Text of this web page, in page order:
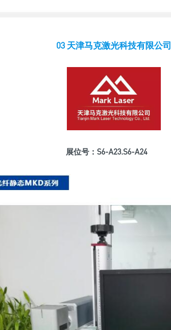
03 天津马克激光科技有限公司
展位号：S6-A23.S6-A24